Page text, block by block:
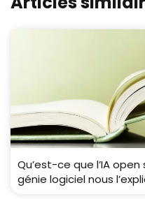
Qu’est-ce que l’IA
génie logiciel nous